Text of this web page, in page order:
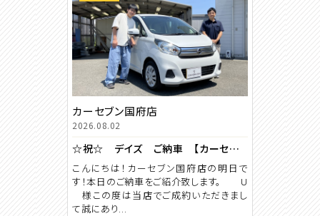
カーセブン国府店
2026.08.02
☆祝☆ デイズ ご納車 【カーセブン国府店】
こんにちは！カーセブン国府店の明日で
す！本日のご納車をご紹介致します。 U
様この度は当店でご成約いただきまし
て誠にあり...